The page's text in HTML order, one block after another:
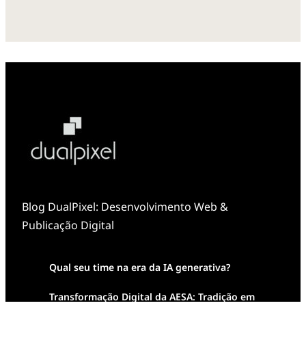
Blog DualPixel: Desenvolvimento Web &
Publicação Digital
Qual seu time na era da IA generativa?
Transformação Digital da AESA: Tradição em